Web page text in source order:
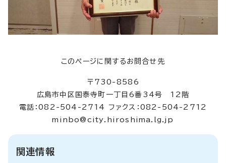
このページに関するお問合せ先
〒730-8586
広島市中区国泰寺町一丁目6番34号 12階
電話：082-504-2714 ファクス：082-504-2712
minbo@city.hiroshima.lg.jp
関連情報